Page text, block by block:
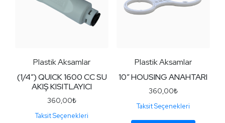
Plastik Aksamlar
(1/4″) QUICK 1600 CC SU
AKIŞ KISITLAYICI
360,00₺
Taksit Seçenekleri
Plastik Aksamlar
10″ HOUSING ANAHTARI
360,00₺
Taksit Seçenekleri